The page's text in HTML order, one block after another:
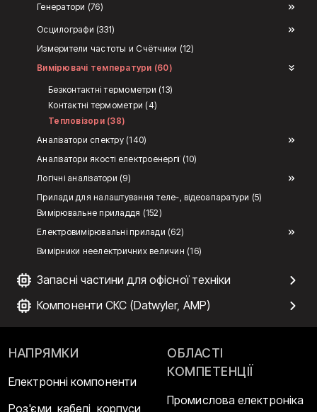
Генератори (76)
Осцилографи (331)
Измерители частоты и Счётчики (12)
Вимірювачі температури (60)
Безконтактні термометри (13)
Контактні термометри (4)
Тепловізори (38)
Аналізатори спектру (140)
Аналізатори якості електроенергії (10)
Логічні аналізатори (9)
Прилади для налаштування теле-, відеоапаратури (5)
Вимірювальне приладдя (152)
Електровимірювальні прилади (62)
Вимірники неелектричних величин (16)
Запасні частини для офісної техніки
Компоненти СКС (Datwyler, AMP)
НАПРЯМКИ
Електронні компоненти
Роз'єми, кабелі, корпуси
ОБЛАСТІ
КОМПЕТЕНЦІЇ
Промислова електроніка